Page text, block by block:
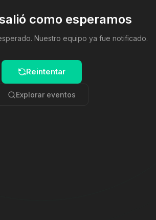
como esperamos
Nuestro equipo ya fue notificado.
Reintentar
Explorar eventos